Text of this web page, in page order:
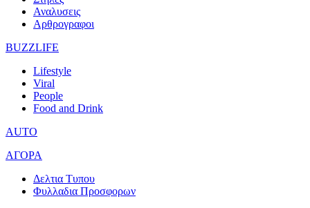
Αναλυσεις
Αρθρογραφοι
BUZZLIFE
Lifestyle
Viral
People
Food and Drink
AUTO
ΑΓΟΡΑ
Δελτια Τυπου
Φυλλαδια Προσφορων